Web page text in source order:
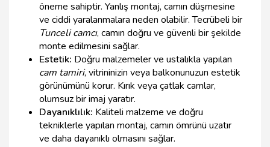
öneme sahiptir. Yanlış montaj, camın düşmesine
ve ciddi yaralanmalara neden olabilir. Tecrübeli bir
Tunceli camcı, camın doğru ve güvenli bir şekilde
monte edilmesini sağlar.
Estetik: Doğru malzemeler ve ustalıkla yapılan
cam tamiri, vitrininizin veya balkonunuzun estetik
görünümünü korur. Kırık veya çatlak camlar,
olumsuz bir imaj yaratır.
Dayanıklılık: Kaliteli malzeme ve doğru
tekniklerle yapılan montaj, camın ömrünü uzatır
ve daha dayanıklı olmasını sağlar.